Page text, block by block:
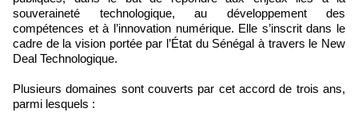
souveraineté technologique, au développement des
compétences et à l’innovation numérique. Elle s’inscrit dans le
cadre de la vision portée par l’État du Sénégal à travers le New
Deal Technologique.
Plusieurs domaines sont couverts par cet accord de trois ans,
parmi lesquels :